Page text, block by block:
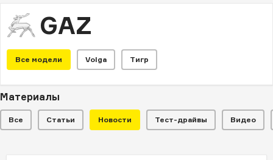
GAZ
Все модели Volga Тигр
Материалы
Все Статьи Новости Тест-драйвы Видео